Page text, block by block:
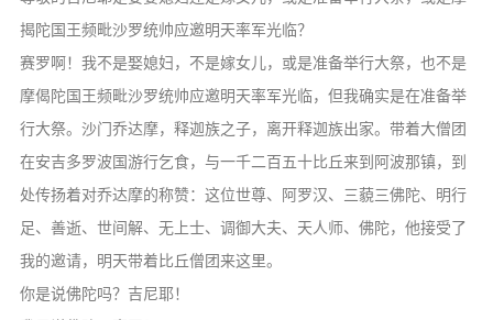
揭陀国王频毗沙罗统帅应邀明天率军光临？
赛罗啊！我不是娶媳妇，不是嫁女儿，或是准备举行大祭，也不是
摩偈陀国王频毗沙罗统帅应邀明天率军光临，但我确实是在准备举
行大祭。沙门乔达摩，释迦族之子，离开释迦族出家。带着大僧团
在安吉多罗波国游行乞食，与一千二百五十比丘来到阿波那镇，到
处传扬着对乔达摩的称赞：这位世尊、阿罗汉、三藐三佛陀、明行
足、善逝、世间解、无上士、调御大夫、天人师、佛陀，他接受了
我的邀请，明天带着比丘僧团来这里。
你是说佛陀吗？吉尼耶！